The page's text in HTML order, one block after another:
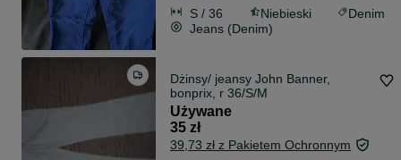
S / 36 Niebieski
Denim
Jeans (Denim)
Dżinsy/ jeansy John Banner,
bonprix, r 36/S/M
Używane
35 zł
39,73 zł z Pakietem Ochronnym